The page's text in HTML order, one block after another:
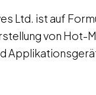
Ltd. ist auf
von Hot-